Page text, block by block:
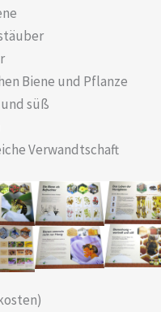
Biene und Pflanze
süß
Verwandtschaft